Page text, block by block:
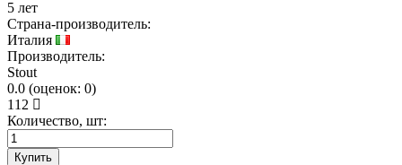
5 лет
Страна-производитель:
Италия
Производитель:
Stout
0.0 (оценок: 0)
112
Количество, шт:
Купить